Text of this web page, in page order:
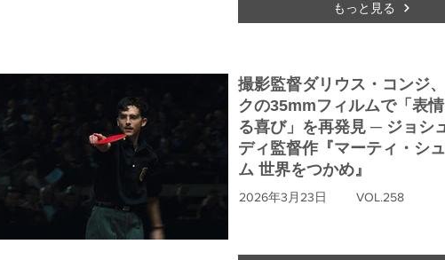
もっと見る
撮影監督ダリウス・コンジ
クの35mmフィルムで「表情
る喜び」を再発見 ─ ジョシ
ディ監督作『マーティ・シ
ム 世界をつかめ』
2026年3月23日 VOL.258